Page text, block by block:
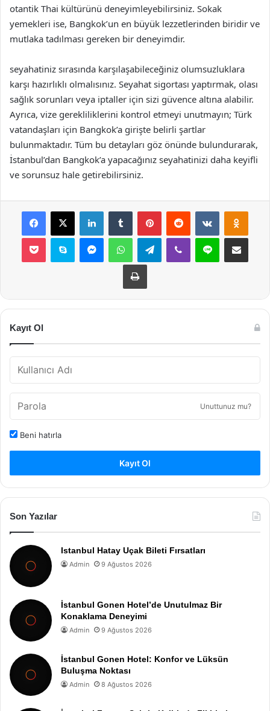
otantik Thai kültürünü deneyimleyebilirsiniz. Sokak
yemekleri ise, Bangkok’un en büyük lezzetlerinden biridir ve
mutlaka tadılması gereken bir deneyimdir.
seyahatiniz sırasında karşılaşabileceğiniz olumsuzluklara
karşı hazırlıklı olmalısınız. Seyahat sigortası yaptırmak, olası
sağlık sorunları veya iptaller için sizi güvence altına alabilir.
Ayrıca, vize gerekliliklerini kontrol etmeyi unutmayın; Türk
vatandaşları için Bangkok’a girişte belirli şartlar
bulunmaktadır. Tüm bu detayları göz önünde bulundurarak,
İstanbul’dan Bangkok’a yapacağınız seyahatinizi daha keyifli
ve sorunsuz hale getirebilirsiniz.
Facebook
X LinkedInTumblr PinterestReddit VKontakte
Pocket Skype MessengerWhatsAppTelegramViber Line E-Posta ile
Yazdır
Kayıt Ol
Unuttunuz mu?
Beni hatırla
Kayıt Ol
Son Yazılar
Istanbul Hatay Uçak Bileti Fırsatları
Admin 9 Ağustos 2026
İstanbul Gonen Hotel’de Unutulmaz Bir
Konaklama Deneyimi
Admin 9 Ağustos 2026
İstanbul Gonen Hotel: Konfor ve Lüksün
Buluşma Noktası
Admin 8 Ağustos 2026